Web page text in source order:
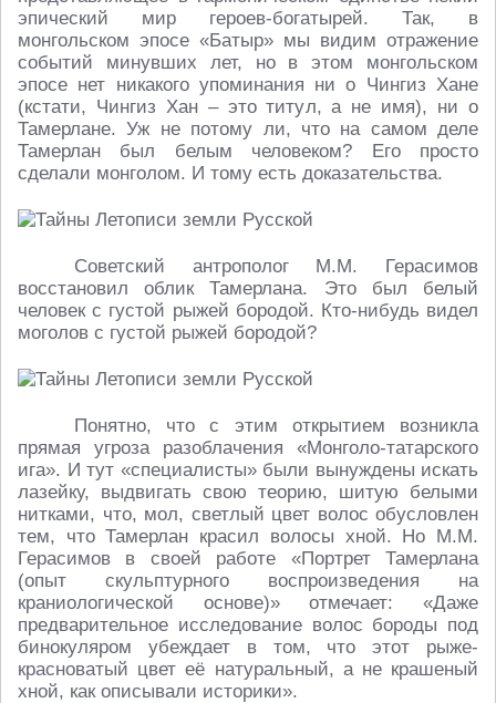
эпический мир героев-богатырей. Так, в
монгольском эпосе «Батыр» мы видим отражение
событий минувших лет, но в этом монгольском
эпосе нет никакого упоминания ни о Чингиз Хане
(кстати, Чингиз Хан – это титул, а не имя), ни о
Тамерлане. Уж не потому ли, что на самом деле
Тамерлан был белым человеком? Его просто
сделали монголом. И тому есть доказательства.
Советский антрополог М.М. Герасимов
восстановил облик Тамерлана. Это был белый
человек с густой рыжей бородой. Кто-нибудь видел
моголов с густой рыжей бородой?
Понятно, что с этим открытием возникла
прямая угроза разоблачения «Монголо-татарского
ига». И тут «специалисты» были вынуждены искать
лазейку, выдвигать свою теорию, шитую белыми
нитками, что, мол, светлый цвет волос обусловлен
тем, что Тамерлан красил волосы хной. Но М.М.
Герасимов в своей работе «Портрет Тамерлана
(опыт скульптурного воспроизведения на
краниологической основе)» отмечает: «Даже
предварительное исследование волос бороды под
бинокуляром убеждает в том, что этот рыже-
красноватый цвет её натуральный, а не крашеный
хной, как описывали историки».